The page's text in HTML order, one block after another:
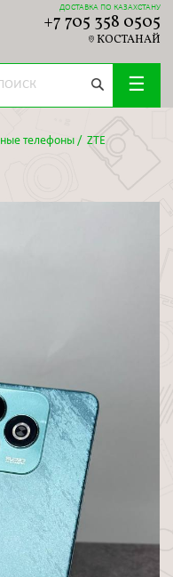
ДОСТАВКА ПО КАЗАХСТАНУ
+7 705 358 0505
КОСТАНАЙ
телефоны / ZTE